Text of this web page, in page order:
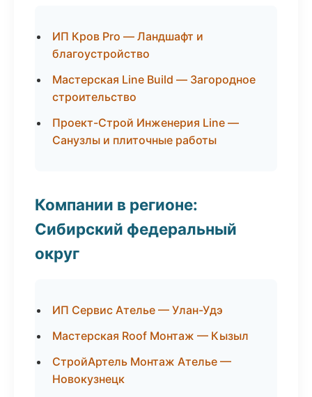
ИП Кров Pro — Ландшафт и
благоустройство
Мастерская Line Build — Загородное
строительство
Проект-Строй Инженерия Line —
Санузлы и плиточные работы
Компании в регионе:
Сибирский федеральный
округ
ИП Сервис Ателье — Улан-Удэ
Мастерская Roof Монтаж — Кызыл
СтройАртель Монтаж Ателье —
Новокузнецк